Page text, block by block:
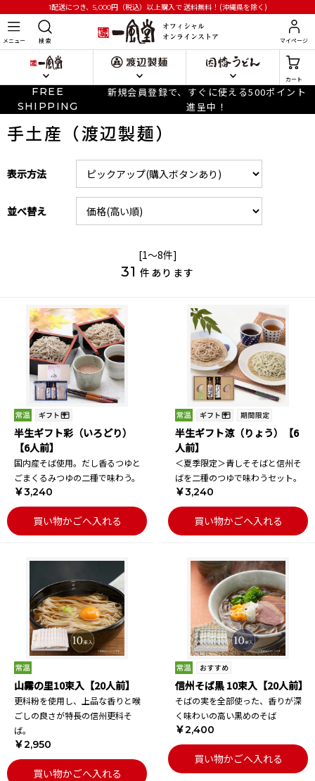
1配送につき、5,000円 （税込）以上購入で送料無料！(沖縄県を除く)
メニュー 検 索 マイページ
カート
FREE
SHIPPING
新規会員登録で、すぐに使える500ポイント
進呈中！
手土産（渡辺製麺）
表示方法
並べ替え
[1～8件]
31 件あります
半生ギフト彩（いろどり）
【6人前】
国内産そば使用。だし香るつゆと
ごまくるみつゆの二種で味わう。
￥3,240
買い物かごへ入れる
半生ギフト涼（りょう）【6
人前】
＜夏季限定＞青しそそばと信州そ
ばを二種のつゆで味わうセット。
￥3,240
買い物かごへ入れる
山霧の里10束入【20人前】
更科粉を使用し、上品な香りと喉
ごしの良さが特長の信州更科そ
ば。
￥2,950
買い物かごへ入れる
信州そば黒 10束入【20人前】
そばの実を全部使った、香りが深
く味わいの高い黒めのそば
￥2,400
買い物かごへ入れる